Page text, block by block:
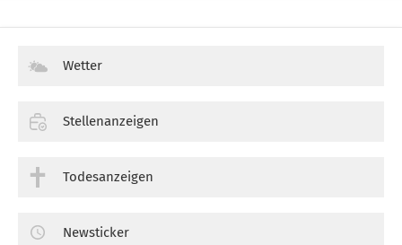
Wetter
Stellenanzeigen
Todesanzeigen
Newsticker